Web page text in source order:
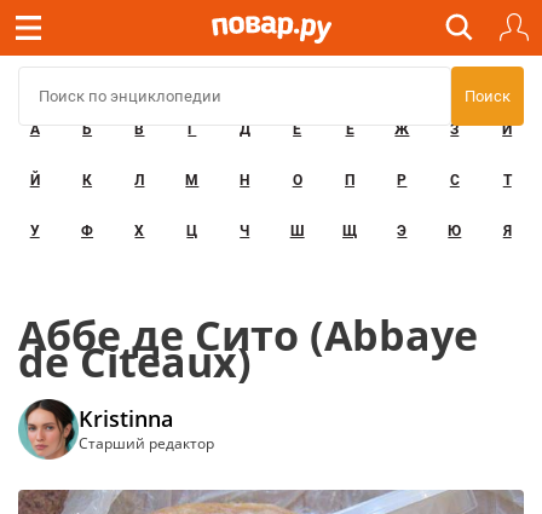
А Б В Г Д Е Ё Ж З И
Й К Л М Н О П Р С Т
У Ф Х Ц Ч Ш Щ Э Ю Я
Аббе де Сито (Abbaye
de Citeaux)
Kristinna
Старший редактор